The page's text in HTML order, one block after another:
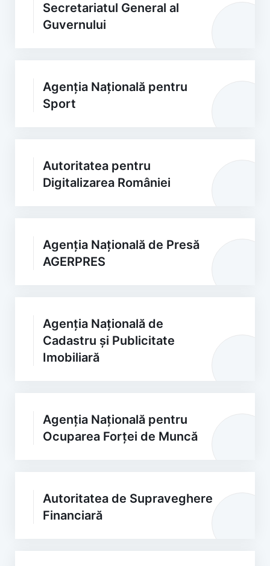
Secretariatul General al
Guvernului
Agenția Națională pentru
Sport
Autoritatea pentru
Digitalizarea României
Agenția Națională de Presă
AGERPRES
Agenția Națională de
Cadastru și Publicitate
Imobiliară
Agenția Națională pentru
Ocuparea Forței de Muncă
Autoritatea de Supraveghere
Financiară